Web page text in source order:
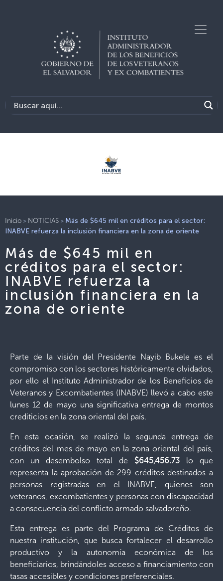
Inicio > NOTICIAS > Más de $645 mil en créditos para el sector:
INABVE refuerza la inclusión financiera en la zona de oriente
Más de $645 mil en
créditos para el sector:
INABVE refuerza la
inclusión financiera en la
zona de oriente
Parte de la visión del Presidente Nayib Bukele es el
compromiso con los sectores históricamente olvidados,
por ello el Instituto Administrador de los Beneficios de
Veteranos y Excombatientes (INABVE) llevó a cabo este
lunes 12 de mayo una significativa entrega de montos
crediticios en la zona oriental del país.
En esta ocasión, se realizó la segunda entrega de
créditos del mes de mayo en la zona oriental del país,
con un desembolso total de $645,456.73 lo que
representa la aprobación de 299 créditos destinados a
personas registradas en el INABVE, quienes son
veteranos, excombatientes y personas con discapacidad
a consecuencia del conflicto armado salvadoreño.
Esta entrega es parte del Programa de Créditos de
nuestra institución, que busca fortalecer el desarrollo
productivo y la autonomía económica de los
beneficiarios, brindándoles acceso a financiamiento con
tasas accesibles y condiciones preferenciales.